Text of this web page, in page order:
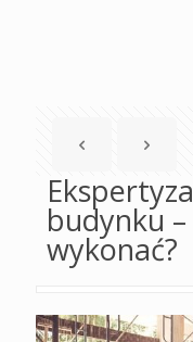
budynku
wykonać?